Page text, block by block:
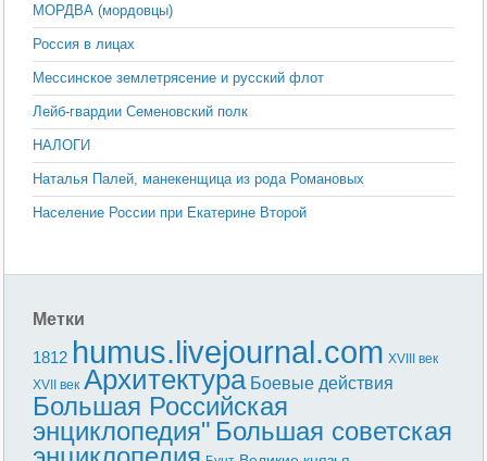
МОРДВА (мордовцы)
Россия в лицах
Мессинское землетрясение и русский флот
Лейб-гвардии Семеновский полк
НАЛОГИ
Наталья Палей, манекенщица из рода Романовых
Население России при Екатерине Второй
Метки
1812 humus.livejournal.com XVIII век
XVII век Архитектура Боевые действия
Большая Российская
энциклопедия" Большая советская